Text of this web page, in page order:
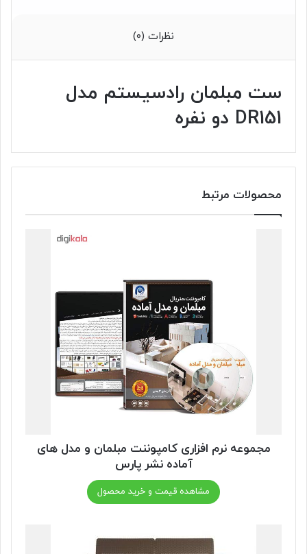
نظرات (۰)
ست مبلمان رادسیستم مدل
DR151 دو نفره
محصولات مرتبط
مجموعه نرم افزاری کامپوننت مبلمان و مدل های
آماده نشر پارس
مشاهده قیمت و خرید محصول